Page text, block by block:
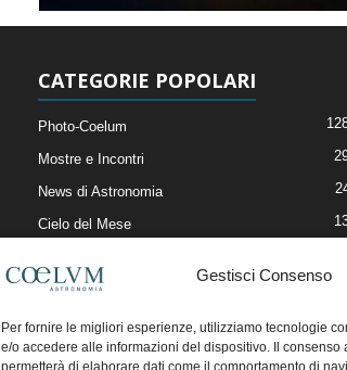
Gestisci Consenso
Per fornire le migliori esperienze, utilizziamo tecnologie
e/o accedere alle informazioni del dispositivo. Il consenso
permetterà di elaborare dati come il comportamento di
CATEGORIE POPOLARI
Photo-Coelum
Mostre e Incontri
News di Astronomia
Cielo del Mese
Articoli e Risorse On-Line
Il Blog della Redazione